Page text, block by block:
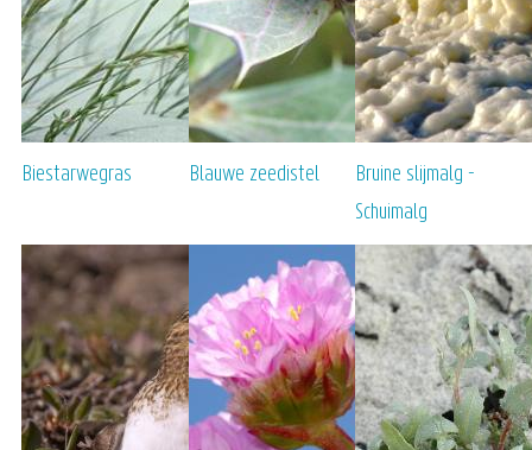
Biestarwegras Blauwe zeedistel
Bruine slijmalg -
Schuimalg